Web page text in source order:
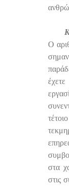
Ο
στα
στις